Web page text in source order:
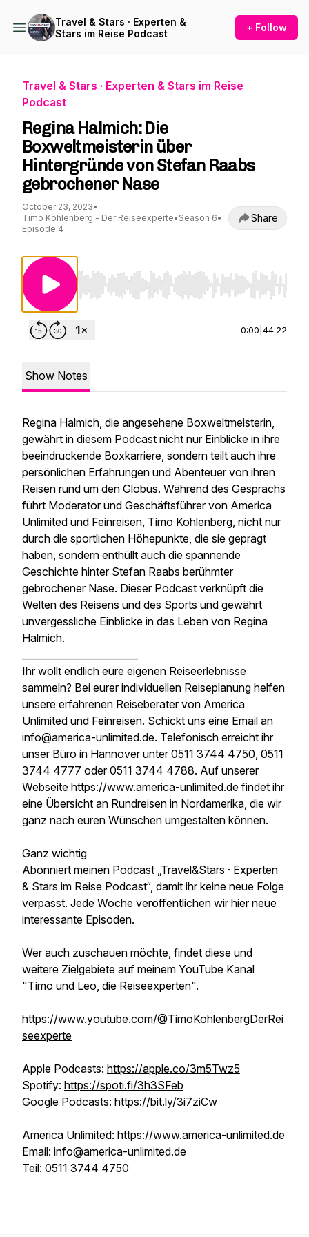
Travel & Stars · Experten &
Stars im Reise Podcast
+ Follow
Travel & Stars · Experten & Stars im Reise
Podcast
Regina Halmich: Die
Boxweltmeisterin über
Hintergründe von Stefan Raabs
gebrochener Nase
October 23, 2023•
Timo Kohlenberg - Der Reiseexperte• Season 6•
Episode 4
Share
Use Left/Right to seek, Home/End to jump
0:00 44:22
Show Notes
Regina Halmich, die angesehene Boxweltmeisterin,
gewährt in diesem Podcast nicht nur Einblicke in ihre
beeindruckende Boxkarriere, sondern teilt auch ihre
persönlichen Erfahrungen und Abenteuer von ihren
Reisen rund um den Globus. Während des Gesprächs
führt Moderator und Geschäftsführer von America
Unlimited und Feinreisen, Timo Kohlenberg, nicht nur
durch die sportlichen Höhepunkte, die sie geprägt
haben, sondern enthüllt auch die spannende
Geschichte hinter Stefan Raabs berühmter
gebrochener Nase. Dieser Podcast verknüpft die
Welten des Reisens und des Sports und gewährt
unvergessliche Einblicke in das Leben von Regina
Halmich.
Ihr wollt endlich eure eigenen Reiseerlebnisse
sammeln? Bei eurer individuellen Reiseplanung helfen
unsere erfahrenen Reiseberater von America
Unlimited und Feinreisen. Schickt uns eine Email an
info@america-unlimited.de. Telefonisch erreicht ihr
unser Büro in Hannover unter 0511 3744 4750, 0511
3744 4777 oder 0511 3744 4788. Auf unserer
Webseite https://www.america-unlimited.de findet ihr
eine Übersicht an Rundreisen in Nordamerika, die wir
ganz nach euren Wünschen umgestalten können.
Ganz wichtig
Abonniert meinen Podcast „Travel&Stars · Experten
& Stars im Reise Podcast“, damit ihr keine neue Folge
verpasst. Jede Woche veröffentlichen wir hier neue
interessante Episoden.
Wer auch zuschauen möchte, findet diese und
weitere Zielgebiete auf meinem YouTube Kanal
"Timo und Leo, die Reiseexperten".
https://www.youtube.com/@TimoKohlenbergDerRei
seexperte
Apple Podcasts: https://apple.co/3m5Twz5
Spotify: https://spoti.fi/3h3SFeb
Google Podcasts: https://bit.ly/3i7ziCw
America Unlimited: https://www.america-unlimited.de
Email: info@america-unlimited.de
Teil: 0511 3744 4750